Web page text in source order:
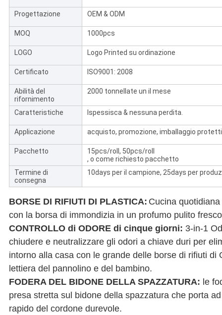
Progettazione OEM & ODM
MOQ 1000pcs
LOGO Logo Printed su ordinazione
Certificato ISO9001: 2008
Abilità del
rifornimento
2000 tonnellate un il mese
Caratteristiche Ispessisca & nessuna perdita.
Applicazione acquisto, promozione, imballaggio
Pacchetto
15pcs/roll, 50pcs/roll
, o come richiesto pacchetto
Termine di
consegna
10days per il campione, 25days per
BORSE DI RIFIUTI DI PLASTICA: Cucina
con la borsa di immondizia in un profumo pulito
CONTROLLO di ODORE di cinque giorni: 3-in-1
chiudere e neutralizzare gli odori a chiave duri per
intorno alla casa con le grande delle borse di rifiuti di
lettiera del pannolino e del bambino.
FODERA DEL BIDONE DELLA SPAZZATURA: le
presa stretta sul bidone della spazzatura che porta
rapido del cordone durevole.